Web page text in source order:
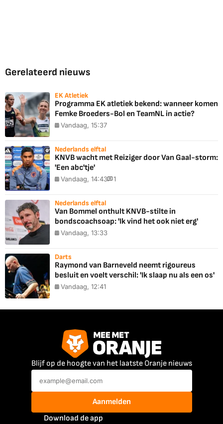
Gerelateerd nieuws
EK Atletiek
Programma EK atletiek bekend: wanneer komen
Femke Broeders-Bol en TeamNL in actie?
Vandaag, 15:37
Nederlands elftal
KNVB wacht met Reiziger door Van Gaal-storm:
'Een abc'tje'
Vandaag, 14:43 1
Nederlands elftal
Van Bommel onthult KNVB-stilte in
bondscoachsoap: 'Ik vind het ook niet erg'
Vandaag, 13:33
Darts
Raymond van Barneveld neemt rigoureus
besluit en voelt verschil: 'Ik slaap nu als een os'
Vandaag, 12:41
Blijf op de hoogte van het laatste Oranje nieuws
Aanmelden
Download de app